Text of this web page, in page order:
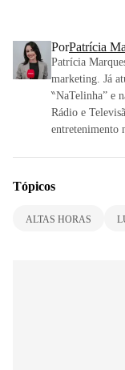
PorPatrícia
Patrícia
marketing. Já
‶NaTelinha” e
Rádio e
entretenimento
Tópicos
ALTAS HORAS